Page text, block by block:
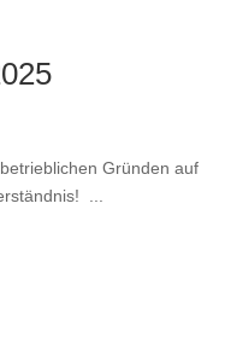
Gründen auf
...